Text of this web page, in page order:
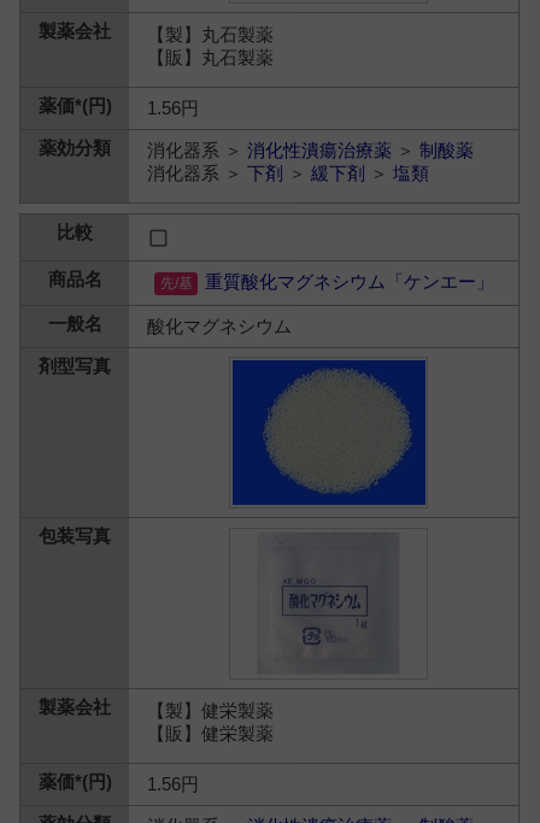
【製】丸石製薬
【販】丸石製薬
1.56円
消化器系 ＞消化性潰瘍治療薬 ＞制酸薬
消化器系 ＞下剤 ＞緩下剤 ＞塩類
重質酸化マグネシウム「ケンエー」
酸化マグネシウム
【製】健栄製薬
【販】健栄製薬
1.56円